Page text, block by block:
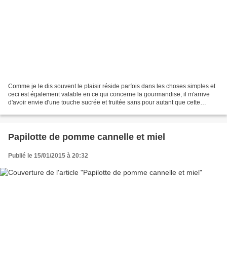
Comme je le dis souvent le plaisir réside parfois dans les choses simples et
ceci est également valable en ce qui concerne la gourmandise, il m'arrive
d'avoir envie d'une touche sucrée et fruitée sans pour autant que cette
Papilotte de pomme cannelle et miel
Publié le 15/01/2015 à 20:32